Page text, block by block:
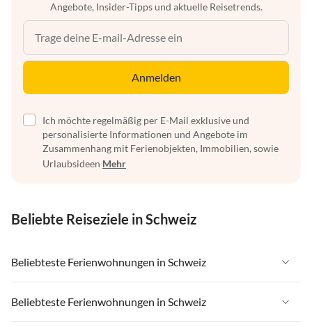
Angebote, Insider-Tipps und aktuelle Reisetrends.
Anmelden
Ich möchte regelmäßig per E-Mail exklusive und
personalisierte Informationen und Angebote im
Zusammenhang mit Ferienobjekten, Immobilien, sowie
Urlaubsideen Mehr
Beliebte Reiseziele in Schweiz
Beliebteste Ferienwohnungen in Schweiz
Ferienwohnungen in Schweiz
Ferienwohnungen in Wallis
Beliebteste Ferienwohnungen in Schweiz